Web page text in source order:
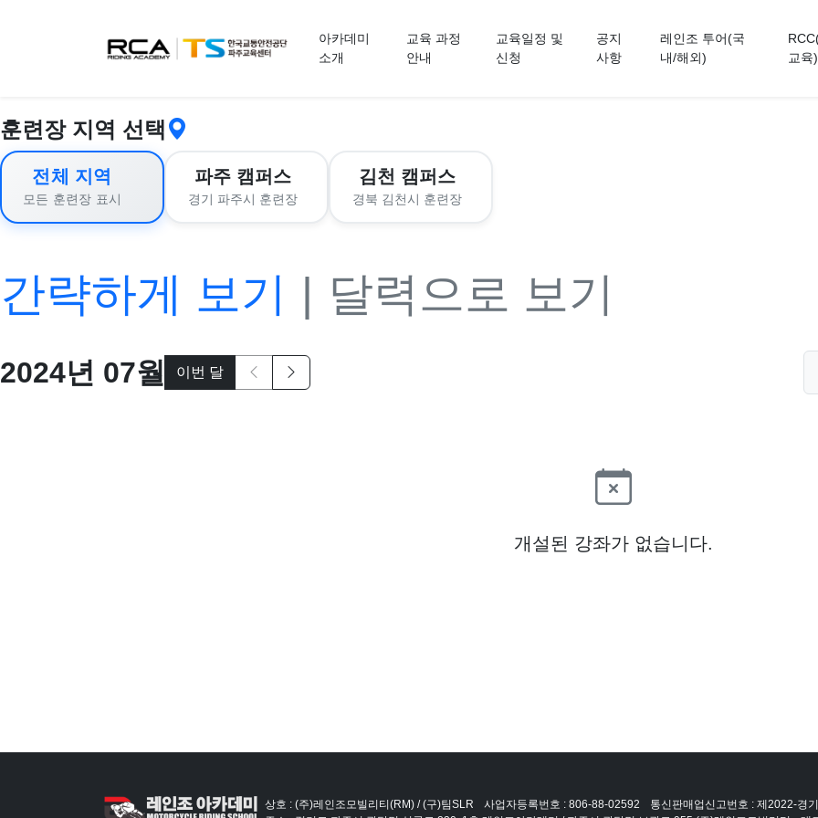
아카데미
소개
교육 과정
안내
교육일정 및
신청
공지
사항
레인조 투어(국
내/해외)
교육)
훈련장 지역 선택
전체 지역
모든 훈련장 표시
파주 캠퍼스
경기 파주시 훈련장
김천 캠퍼스
경북 김천시 훈련장
간략하게 보기 | 달력으로 보기
2024년 07월 이번 달
개설된 강좌가 없습니다.
상호 : (주)레인조모빌리티(RM) / (구)팀SLR 사업자등록번호 : 806-88-02592 통신판매업신고번호 : 제2022-경